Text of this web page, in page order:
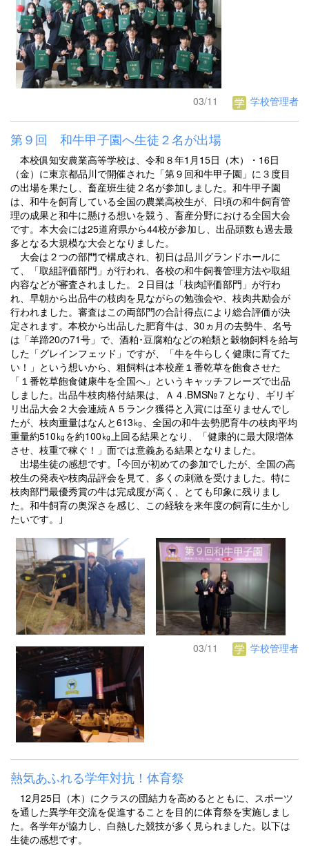
03/11 学校管理者
第９回 和牛甲子園へ生徒２名が出場
本校俱知安農業高等学校は、令和８年1月15日（木）・16日
（金）に東京都品川で開催された「第９回和牛甲子園」に３度目
の出場を果たし、畜産班生徒２名が参加しました。和牛甲子園
は、和牛を飼育している全国の農業高校生が、日頃の和牛飼育管
理の成果と和牛に懸ける想いを競う、畜産分野における全国大会
です。本大会には25道府県から44校が参加し、出品頭数も過去最
多となる大規模な大会となりました。
大会は２つの部門で構成され、初日は品川グランドホールに
て、「取組評価部門」が行われ、各校の和牛飼養管理方法や取組
内容などが審査されました。２日目は「枝肉評価部門」が行わ
れ、早朝から出品牛の枝肉を見ながらの勉強会や、枝肉共励会が
行われました。審査はこの両部門の合計得点により総合評価が決
定されます。本校から出品した肥育牛は、30ヵ月の去勢牛、名号
は「羊蹄20の71号」で、酒粕･豆腐粕などの粕類と穀物飼料を給与
した「グレインフェッド」ですが、「牛を牛らしく健康に育てた
い！」という想いから、粗飼料は本校産１番乾草を飽食させた
「１番乾草飽食健康牛を全国へ」というキャッチフレーズで出品
しました。出品牛枝肉格付結果は、Ａ４.BMS№７となり、ギリギ
リ出品大会２大会連続Ａ５ランク獲得と入賞には至りませんでし
たが、枝肉重量はなんと613㎏、全国の和牛去勢肥育牛の枝肉平均
重量約510㎏を約100㎏上回る結果となり、「健康的に最大限増体
させ、枝重で稼ぐ！」面では意義ある結果となりました。
出場生徒の感想です。｢今回が初めての参加でしたが、全国の高
校生の発表や枝肉品評会を見て、多くの刺激を受けました。特に
枝肉部門最優秀賞の牛は完成度が高く、とても印象に残りまし
た。和牛飼育の奥深さを感じ、この経験を来年度の飼育に生かし
たいです。｣
03/11 学校管理者
熱気あふれる学年対抗！体育祭
12月25日（木）にクラスの団結力を高めるとともに、スポーツ
を通した異学年交流を促進することを目的に体育祭を実施しまし
た。各学年が協力し、白熱した競技が多く見られました。以下は
生徒の感想です。